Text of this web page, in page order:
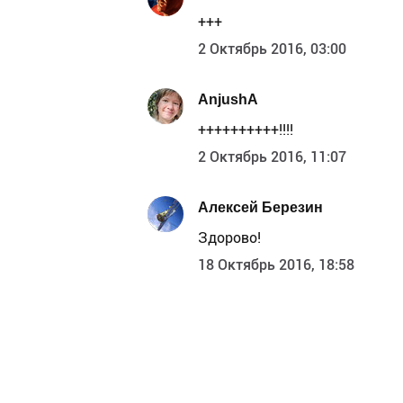
+++
2 Октябрь 2016, 03:00
AnjushA
++++++++++!!!!
2 Октябрь 2016, 11:07
Алексей Березин
Здорово!
18 Октябрь 2016, 18:58